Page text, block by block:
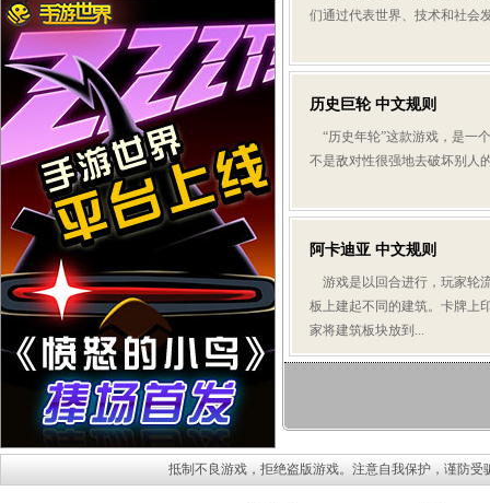
们通过代表世界、技术和社会
历史巨轮 中文规则
“历史年轮”这款游戏，是一
不是敌对性很强地去破坏别人
阿卡迪亚 中文规则
游戏是以回合进行，玩家轮
板上建起不同的建筑。卡牌上
家将建筑板块放到...
抵制不良游戏，拒绝盗版游戏。注意自我保护，谨防